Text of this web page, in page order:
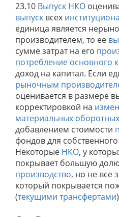
23.10 Выпуск НКО
выпуск всех
единица является
производителем, то ее
сумме затрат на его
потребление основного
доход на капитал. Если
рыночным
оценивается в размере
корректировкой на
материальных
добавлением стоимости
фондов для
Некоторые НКО, у
покрывает большую долю
производство, но не все
который покрывается
(текущими трансфертами